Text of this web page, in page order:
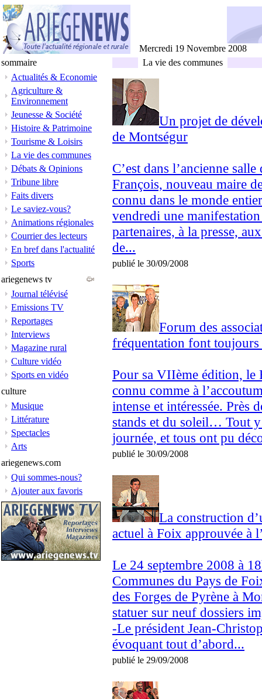
Mercredi 19 Novembre 2008
sommaire
Actualités & Economie
Agriculture &
Environnement
Jeunesse & Société
Histoire & Patrimoine
Tourisme & Loisirs
La vie des communes
Débats & Opinions
Tribune libre
Faits divers
Le saviez-vous?
Animations régionales
Courrier des lecteurs
En bref dans l'actualité
Sports
ariegenews tv
Journal télévisé
Emissions TV
Reportages
Interviews
Magazine rural
Culture vidéo
Sports en vidéo
culture
Musique
Littérature
Spectacles
Arts
ariegenews.com
Qui sommes-nous?
Ajouter aux favoris
La vie des communes
Un projet de
de Montségur
C’est dans l’ancienne
François, nouveau maire
connu dans le monde
vendredi une
partenaires, à la presse,
de...
publié le 30/09/2008
Forum des
fréquentation font
Pour sa VIIème édition, le
connu comme à
intense et intéressée. Près
stands et du soleil… Tout y
journée, et tous ont pu
publié le 30/09/2008
La construction
actuel à Foix approuvée à
Le 24 septembre 2008 à
Communes du Pays de
des Forges de Pyrène à
statuer sur neuf dossiers
-Le président Jean-
évoquant tout d’abord...
publié le 29/09/2008